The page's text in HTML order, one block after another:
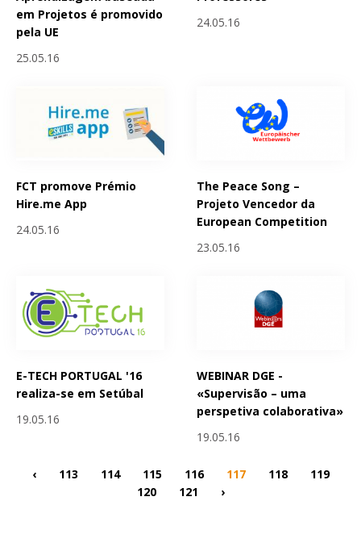
em Projetos é promovido
pela UE
25.05.16
24.05.16
FCT promove Prémio
Hire.me App
24.05.16
The Peace Song –
Projeto Vencedor da
European Competition
23.05.16
E-TECH PORTUGAL '16
realiza-se em Setúbal
19.05.16
WEBINAR DGE -
«Supervisão – uma
perspetiva colaborativa»
19.05.16
‹ 113 114 115 116 117 118
119
120
121 ›